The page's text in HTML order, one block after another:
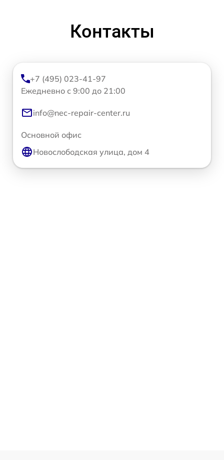
Контакты
+7 (495) 023-41-97
Ежедневно с 9:00 до 21:00
info@nec-repair-center.ru
Основной офис
Новослободская улица, дом 4